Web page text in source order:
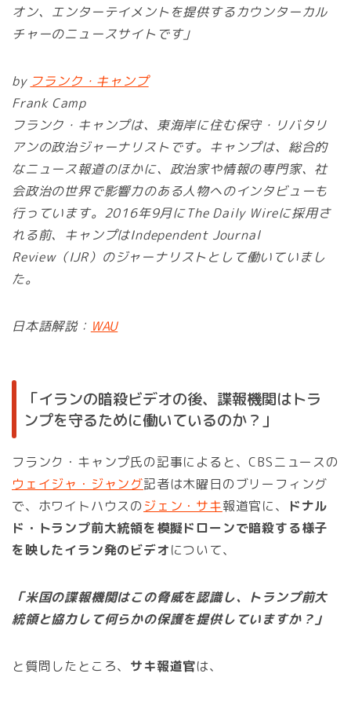
オン、エンターテイメントを提供するカウンターカル
チャーのニュースサイトです」
by フランク・キャンプ
Frank Camp
フランク・キャンプは、東海岸に住む保守・リバタリ
アンの政治ジャーナリストです。キャンプは、総合的
なニュース報道のほかに、政治家や情報の専門家、社
会政治の世界で影響力のある人物へのインタビューも
行っています。2016年9月にThe Daily Wireに採用さ
れる前、キャンプはIndependent Journal
Review（IJR）のジャーナリストとして働いていまし
た。
日本語解説： WAU
「イランの暗殺ビデオの後、諜報機関はトラ
ンプを守るために働いているのか？」
フランク・キャンプ氏の記事によると、CBSニュースの
ウェイジャ・ジャング記者は木曜日のブリーフィング
で、ホワイトハウスの ジェン・サキ報道官に、
ドナル
ド・トランプ前大統領を模擬ドローンで暗殺する様子
を映したイラン発のビデオについて、
「米国の諜報機関はこの脅威を認識し、トランプ前大
統領と協力して何らかの保護を提供していますか？」
と質問したところ、 サキ報道官は、